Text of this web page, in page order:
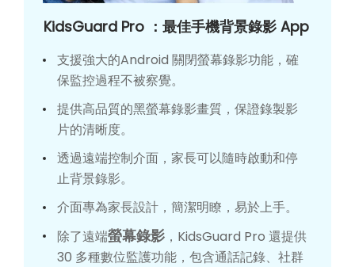
KidsGuard Pro ：最佳手機背景錄影 App
支援強大的Android 關閉螢幕錄影功能，確
保監控過程不被察覺。
提供高品質的黑螢幕錄影畫質，保證錄製影
片的清晰度。
透過遠端控制介面，家長可以隨時啟動和停
止背景錄影。
介面專為家長設計，簡潔明瞭，易於上手。
除了遠端螢幕錄影 ，KidsGuard Pro 還提供
30 多種數位監護功能，包含通話記錄、社群